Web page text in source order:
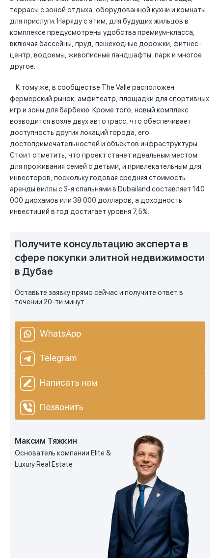
террасы с зоной отдыха, оборудованной кухни и комнаты
для прислуги. Наряду с этим, для будущих жильцов в
комплексе предусмотрены удобства премиум-класса,
включая бассейны, пруд, пешеходные дорожки, фитнес-
центр, водоемы, живописные ландшафты, парк и многое
другое.
К тому же, в сообществе The Valle расположен
фермерский рынок, амфитеатр, площадки для спортивных
игр и зоны для барбекю. Кроме того, новый комплекс
возводится возле двух автотрасс, что обеспечивает
доступность других локаций города, его
достопримечательностей и объектов инфраструктуры.
Стоит отметить, что проект станет идеальным местом
для проживания семей с детьми, и привлекательным для
инвесторов, поскольку годовая средняя стоимость
аренды виллы с 3-я спальнями в Dubailand составляет 140
000 дирхамов или 38 000 долларов, а доходность
инвестиций в год достигает уровня 7,5%.
Получите консультацию эксперта в
сфере покупки элитной недвижимости
в Дубае
Оставьте заявку прямо сейчас и получите ответ в
течении 20-ти минут
WhatsApp
Telegram
Написать нам
Позвонить
Максим Тяжкин
Основатель компании Elite &
Luxury Real Estate